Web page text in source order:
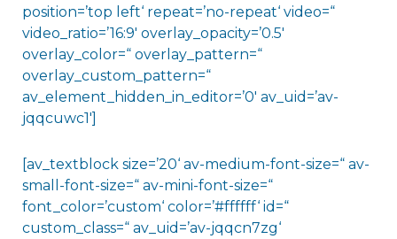
position=’top left‘ repeat=’no-repeat‘ video=“
video_ratio=’16:9′ overlay_opacity=’0.5′
overlay_color=“ overlay_pattern=“
overlay_custom_pattern=“
av_element_hidden_in_editor=’0′ av_uid=’av-
jqqcuwc1′]
[av_textblock size=’20‘ av-medium-font-size=“ av-
small-font-size=“ av-mini-font-size=“
font_color=’custom‘ color=’#ffffff‘ id=“
custom_class=“ av_uid=’av-jqqcn7zg‘